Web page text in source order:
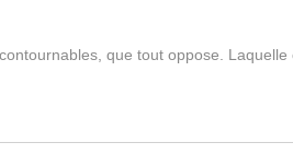
que tout oppose. Laquelle